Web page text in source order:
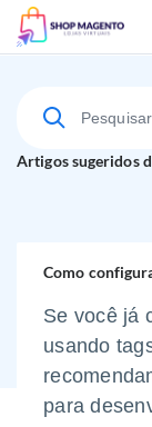
Suporte
Artigos sugeridos
Como
Se você já
usando
para